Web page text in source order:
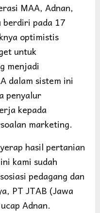
MAA, Adnan,
berdiri pada 17
optimistis
untuk
menjadi
dalam sistem ini
penyalur
kepada
marketing.
hasil pertanian
kami sudah
pedagang dan
PT JTAB (Jawa
Adnan.